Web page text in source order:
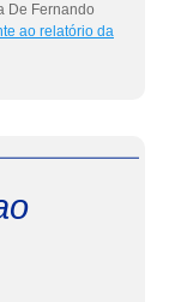
De Fernando
ao relatório da